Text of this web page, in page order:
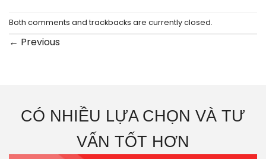
Both comments and trackbacks are currently closed.
← Previous
CÓ NHIỀU LỰA CHỌN VÀ TƯ
VẤN TỐT HƠN